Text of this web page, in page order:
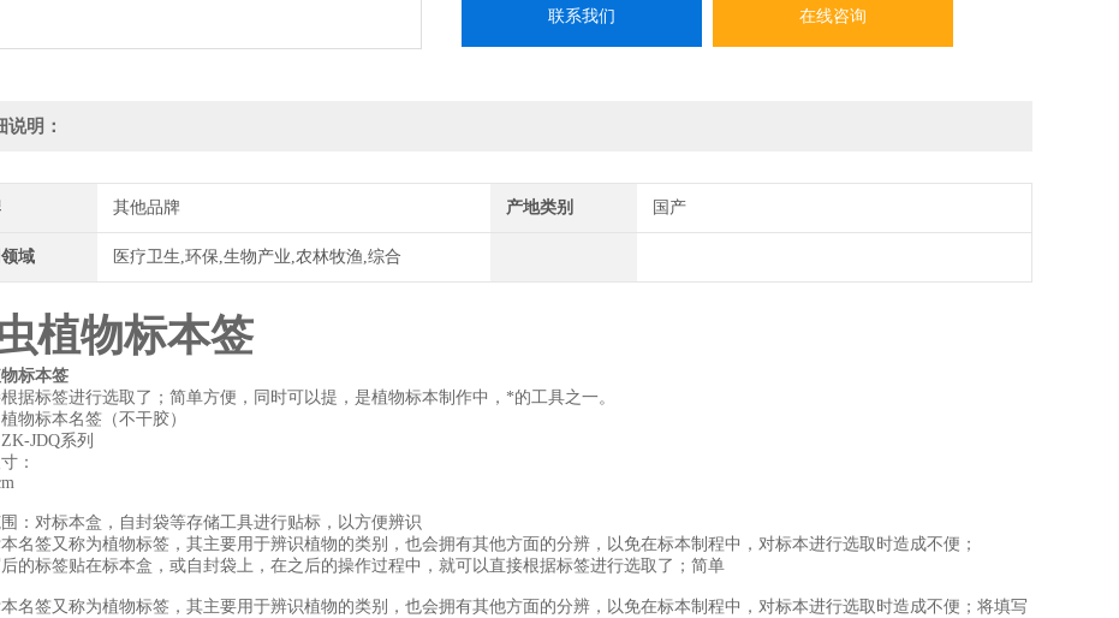
联系我们 在线咨询
说明：
其他品牌 产地类别 国产
域 医疗卫生,环保,生物产业,农林牧渔,综合
植物标本签
标本签
据标签进行选取了；简单方便，同时可以提，是植物标本制作中，*的工具之一。
物标本名签（不干胶）
JDQ系列
：
：对标本盒，自封袋等存储工具进行贴标，以方便辨识
名签又称为植物标签，其主要用于辨识植物的类别，也会拥有其他方面的分辨，以免在标本制程中，对标本进行选取时造成不便；
的标签贴在标本盒，或自封袋上，在之后的操作过程中，就可以直接根据标签进行选取了；简单
名签又称为植物标签，其主要用于辨识植物的类别，也会拥有其他方面的分辨，以免在标本制程中，对标本进行选取时造成不便；将填写